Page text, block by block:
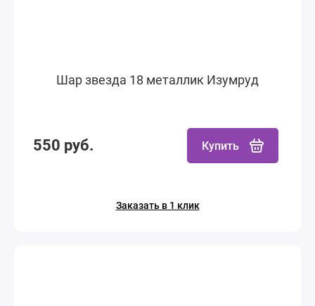
Шар звезда 18 металлик Изумруд
550 руб. Купить
Заказать в 1 клик